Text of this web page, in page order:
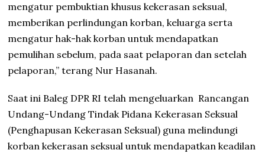
mengatur pembuktian khusus kekerasan seksual,
memberikan perlindungan korban, keluarga serta
mengatur hak-hak korban untuk mendapatkan
pemulihan sebelum, pada saat pelaporan dan setelah
pelaporan,” terang Nur Hasanah.
Saat ini Baleg DPR RI telah mengeluarkan Rancangan
Undang-Undang Tindak Pidana Kekerasan Seksual
(Penghapusan Kekerasan Seksual) guna melindungi
korban kekerasan seksual untuk mendapatkan keadilan